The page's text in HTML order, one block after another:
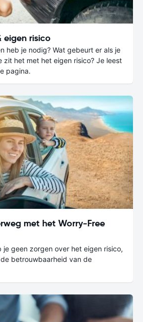
eigen risico
heb je nodig? Wat gebeurt er als je
zit het met het eigen risico? Je leest
pagina.
met het Worry-Free
je geen zorgen over het eigen risico,
betrouwbaarheid van de